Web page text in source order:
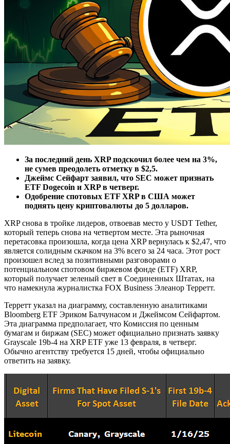
За последний день XRP подскочил более чем на 3%,
не сумев преодолеть отметку в $2,5.
Джеймс Сейфарт заявил, что SEC может признать
ETF Dogecoin и XRP в четверг.
Одобрение спотовых ETF XRP в США может
поднять цену криптовалюты до 5 долларов.
XRP снова в тройке лидеров, отвоевав место у USDT Tether,
который теперь снова на четвертом месте. Эта рыночная
перетасовка произошла, когда цена XRP вернулась к $2,47, что
является солидным скачком на 3% всего за 24 часа. Этот рост
произошел вслед за позитивными разговорами о
потенциальном спотовом биржевом фонде (ETF) XRP,
который получает зеленый свет в Соединенных Штатах, на
что намекнула журналистка FOX Business Элеанор Терретт.
Терретт указал на диаграмму, составленную аналитиками
Bloomberg ETF Эриком Балчунасом и Джеймсом Сейфартом.
Эта диаграмма предполагает, что Комиссия по ценным
бумагам и биржам (SEC) может официально признать заявку
Grayscale 19b-4 на XRP ETF уже 13 февраля, в четверг.
Обычно агентству требуется 15 дней, чтобы официально
ответить на заявку.